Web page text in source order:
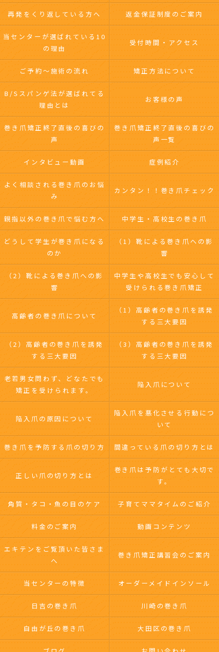
再発をくり返している方へ 返金保証制度のご案内
当センターが選ばれている10
の理由
受付時間・アクセス
ご予約～施術の流れ 矯正方法について
B/Sスパンゲ法が選ばれてる
理由とは
お客様の声
巻き爪矯正終了直後の喜びの
声
巻き爪矯正終了直後の喜びの
声一覧
インタビュー動画 症例紹介
よく相談される巻き爪のお悩
み
カンタン！！巻き爪チェック
親指以外の巻き爪で悩む方へ 中学生・高校生の巻き爪
どうして学生が巻き爪になる
のか
（1）靴による巻き爪への影
響
（2）靴による巻き爪への影
響
中学生や高校生でも安心して
受けられる巻き爪矯正
高齢者の巻き爪について
（1）高齢者の巻き爪を誘発
する三大要因
（2）高齢者の巻き爪を誘発
する三大要因
（3）高齢者の巻き爪を誘発
する三大要因
老若男女問わず、どなたでも
矯正を受けられます。
陥入爪について
陥入爪の原因について
陥入爪を悪化させる行動につ
いて
巻き爪を予防する爪の切り方 間違っている爪の切り方とは
正しい爪の切り方とは
巻き爪は予防がとても大切で
す。
角質・タコ・魚の目のケア 子育てママタイムのご紹介
料金のご案内 動画コンテンツ
エキテンをご覧頂いた皆さま
へ
巻き爪矯正講習会のご案内
当センターの特徴 オーダーメイドインソール
日吉の巻き爪 川崎の巻き爪
自由が丘の巻き爪 大田区の巻き爪